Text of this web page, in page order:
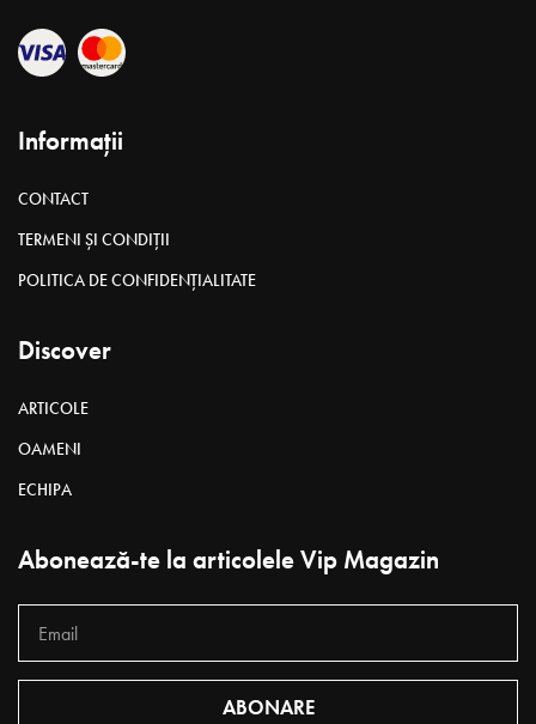
Informații
CONTACT
TERMENI ȘI CONDIȚII
POLITICA DE CONFIDENȚIALITATE
Discover
ARTICOLE
OAMENI
ECHIPA
Abonează-te la articolele Vip Magazin
ABONARE